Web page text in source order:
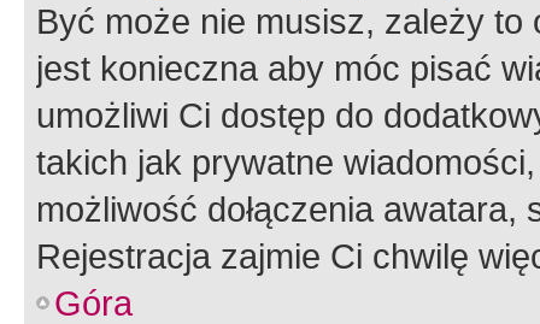
Być może nie musisz, zależy
jest konieczna aby móc pisać
umożliwi Ci dostęp do
takich jak prywatne
możliwość dołączenia
Rejestracja zajmie Ci chwilę
Góra